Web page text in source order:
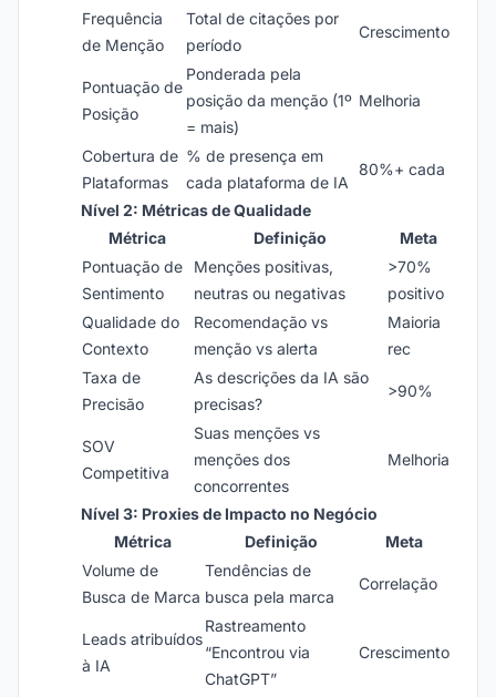
Frequência
de Menção
Total de citações por
período
Crescimento
Pontuação de
Posição
Ponderada pela
posição da menção (1º
= mais)
Melhoria
Cobertura de
Plataformas
% de presença em
cada plataforma de IA
80%+ cada
Nível 2: Métricas de Qualidade
Métrica
Definição
Meta
Pontuação de
Sentimento
Menções positivas,
neutras ou negativas
>70%
positivo
Qualidade do
Contexto
Recomendação vs
menção vs alerta
Maioria
rec
Taxa de
Precisão
As descrições da IA são
precisas?
>90%
SOV
Competitiva
Suas menções vs
menções dos
concorrentes
Melhoria
Nível 3: Proxies de Impacto no Negócio
Métrica
Definição
Meta
Volume de
Busca de Marca
Tendências de
busca pela marca
Correlação
Leads atribuídos
à IA
Rastreamento
“Encontrou via
ChatGPT”
Crescimento